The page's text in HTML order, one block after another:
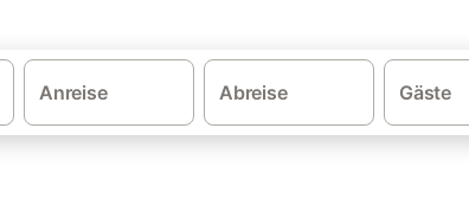
Anreise Abreise Gäste